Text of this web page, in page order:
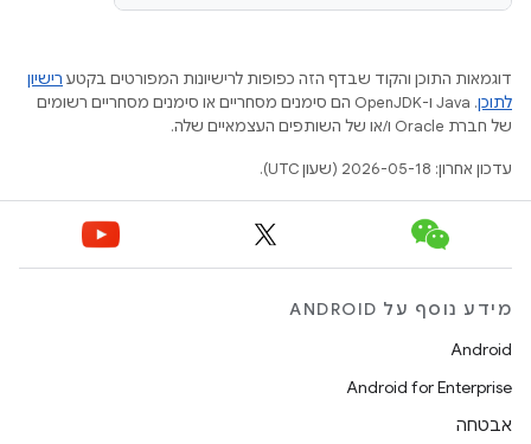
דוגמאות התוכן והקוד שבדף הזה כפופות לרישיונות המפורטים בקטע רישיון
לתוכן
.‏ Java ו-OpenJDK הם סימנים מסחריים או סימנים מסחריים רשומים
של חברת Oracle ו/או של השותפים העצמאיים שלה.
עדכון אחרון: 2026-05-18 (שעון UTC).
מידע נוסף על ANDROID
Android
Android for Enterprise
אבטחה